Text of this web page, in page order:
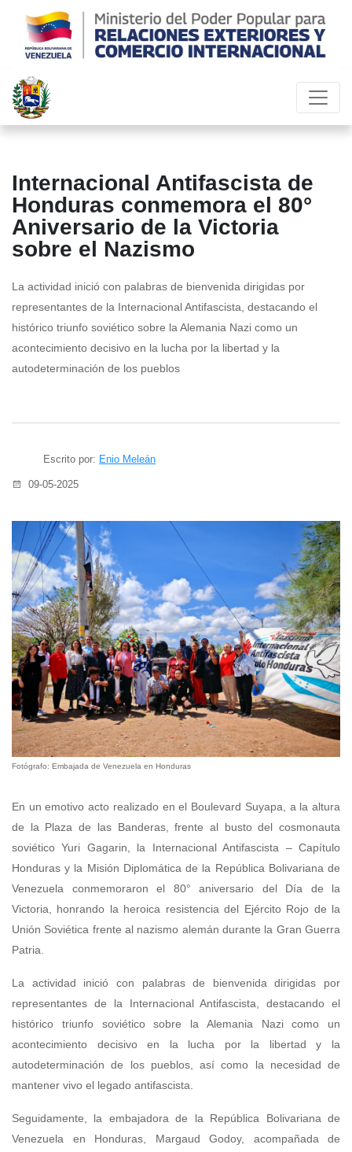
Internacional Antifascista de
Honduras conmemora el 80°
Aniversario de la Victoria
sobre el Nazismo
La actividad inició con palabras de bienvenida dirigidas por
representantes de la Internacional Antifascista, destacando el
histórico triunfo soviético sobre la Alemania Nazi como un
acontecimiento decisivo en la lucha por la libertad y la
autodeterminación de los pueblos
Escrito por: Enio Meleán
09-05-2025
Fotógrafo: Embajada de Venezuela en Honduras
En un emotivo acto realizado en el Boulevard Suyapa, a la altura
de la Plaza de las Banderas, frente al busto del cosmonauta
soviético Yuri Gagarin, la Internacional Antifascista – Capítulo
Honduras y la Misión Diplomática de la República Bolivariana de
Venezuela conmemoraron el 80° aniversario del Día de la
Victoria, honrando la heroica resistencia del Ejército Rojo de la
Unión Soviética frente al nazismo alemán durante la Gran Guerra
Patria.
La actividad inició con palabras de bienvenida dirigidas por
representantes de la Internacional Antifascista, destacando el
histórico triunfo soviético sobre la Alemania Nazi como un
acontecimiento decisivo en la lucha por la libertad y la
autodeterminación de los pueblos, así como la necesidad de
mantener vivo el legado antifascista.
Seguidamente, la embajadora de la República Bolivariana de
Venezuela en Honduras, Margaud Godoy, acompañada de